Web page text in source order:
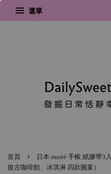
選單
首頁 ›
日本 masté 手帳 紙膠帶3
復古咖啡館、冰淇淋 四款圖案）